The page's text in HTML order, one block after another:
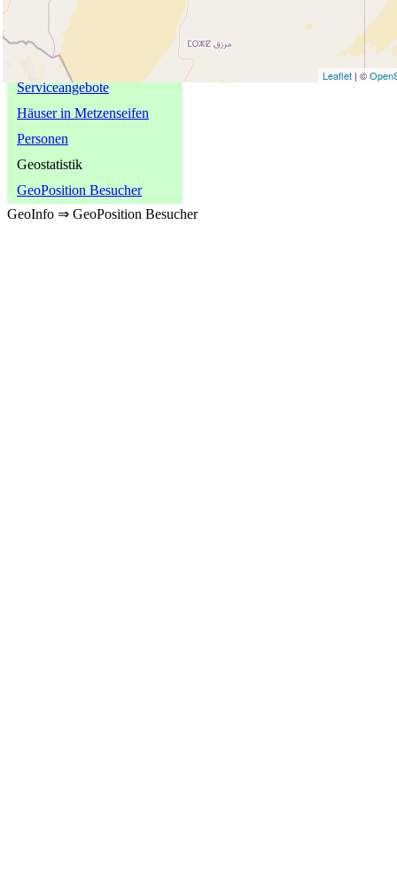
Spezielle Informationen
Naturobjekte
Historische Objekte
Serviceangebote
Häuser in Metzenseifen
Personen
Geostatistik
GeoPosition Besucher
GeoInfo ⇒ GeoPosition Besucher
Leaflet | ©